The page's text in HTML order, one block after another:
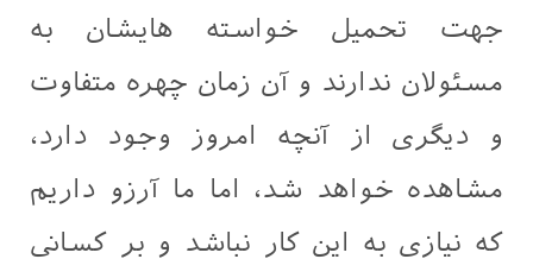
جهت تحمیل خواسته هایشان به
مسئولان ندارند و آن زمان چهره متفاوت
و دیگری از آنچه امروز وجود دارد،
مشاهده خواهد شد، اما ما آرزو داریم
که نیازی به این کار نباشد و بر کسانی